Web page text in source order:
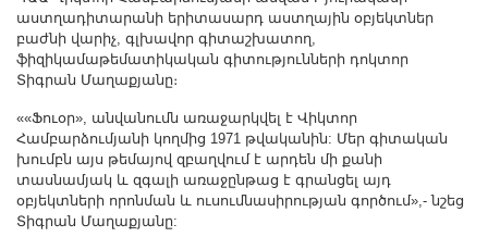
աստղադիտարանի երիտասարդ աստղային օբյեկտներ
բաժնի վարիչ, գլխավոր գիտաշխատող,
ֆիզիկամաթեմատիկական գիտությունների դոկտոր
Տիգրան Մաղաքյանը։
««Ֆուօր», անվանումն առաջարկվել է Վիկտոր
Համբարձումյանի կողմից 1971 թվականին: Մեր գիտական
խումբն այս թեմայով զբաղվում է արդեն մի քանի
տասնամյակ և զգալի առաջընթաց է գրանցել այդ
օբյեկտների որոնման և ուսումնասիրության գործում»,- նշեց
Տիգրան Մաղաքյանը: